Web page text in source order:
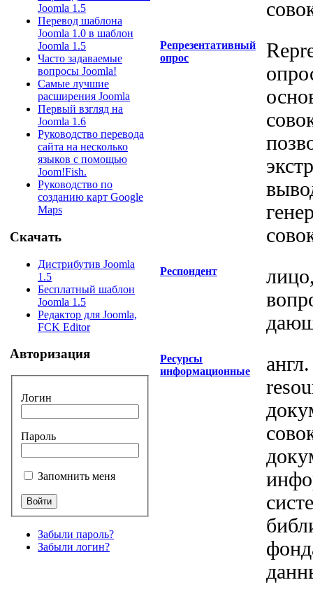
Joomla 1.5
Перевод шаблона
Joomla 1.0 в шаблон
Joomla 1.5
Часто задаваемые
вопросы Joomla!
Самые лучшие
расширения Joomla
Первый взгляд на
Joomla 1.6
Руководство перевода
сайта на несколько
языков с помощью
Joom!Fish.
Руководство по
созданию карт Google
Maps
Скачать
Дистрибутив Joomla
1.5
Бесплатный шаблон
Joomla 1.5
Редактор для Joomla,
FCK Editor
Авторизация
Логин
Пароль
Запомнить меня
Забыли пароль?
Забыли логин?
Репрезентативный
опрос
Респондент
Ресурсы
информационные